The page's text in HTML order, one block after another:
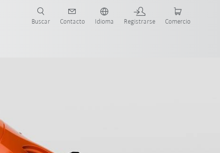
Buscar Contacto Idioma Registrarse Comercio